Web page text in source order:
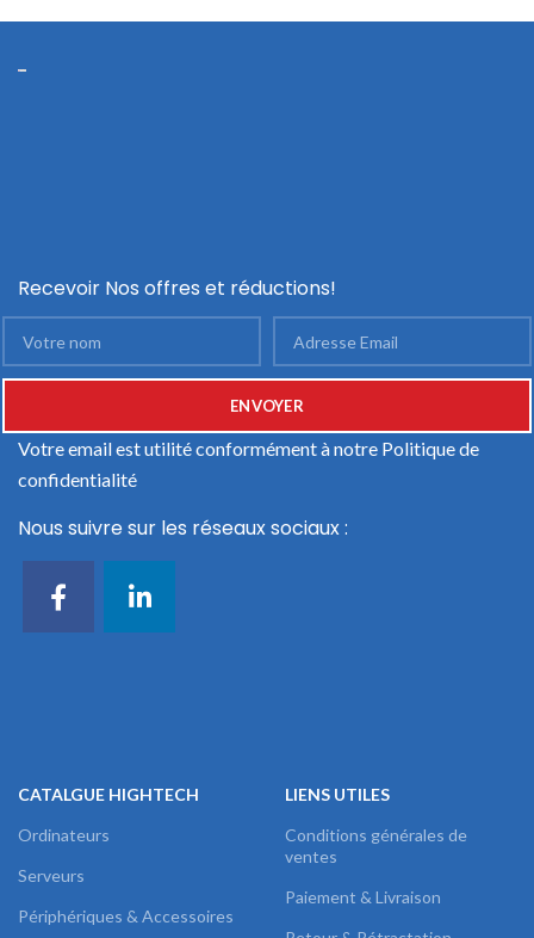
Recevoir Nos offres et réductions!
Votre email est utilité conformément à notre Politique de
confidentialité
Nous suivre sur les réseaux sociaux :
CATALGUE HIGHTECH
Ordinateurs
Serveurs
Périphériques & Accessoires
LIENS UTILES
Conditions générales de
ventes
Paiement & Livraison